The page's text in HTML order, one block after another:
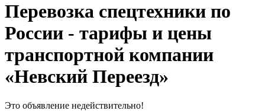
Перевозка спецтехники по
России - тарифы и цены
транспортной компании
«Невский Переезд»
Это объявление недействительно!